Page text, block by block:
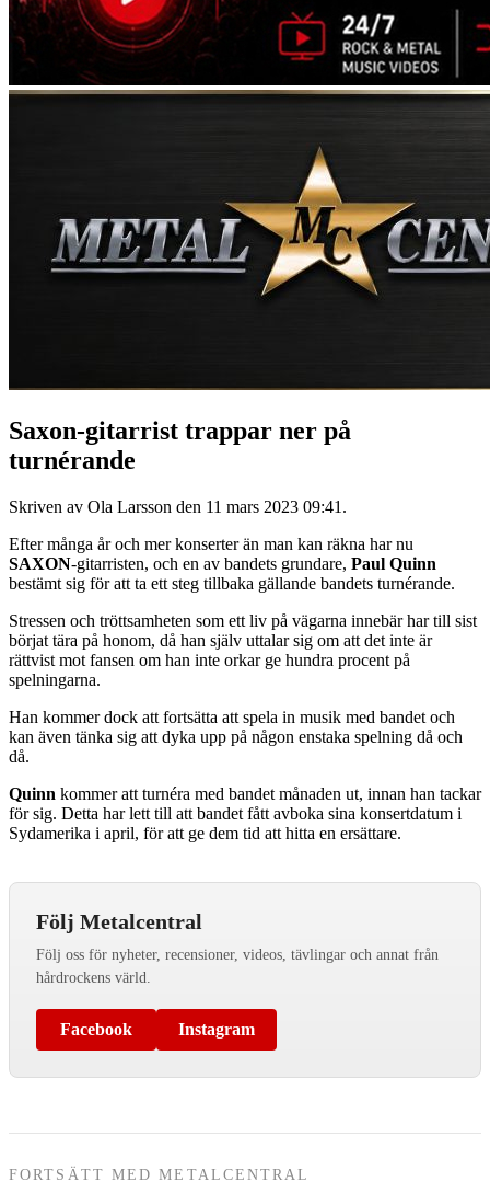
Saxon-gitarrist trappar ner på
turnérande
Skriven av Ola Larsson den 11 mars 2023 09:41 .
Efter många år och mer konserter än man kan räkna har nu
SAXON-gitarristen, och en av bandets grundare, Paul Quinn
bestämt sig för att ta ett steg tillbaka gällande bandets turnérande.
Stressen och tröttsamheten som ett liv på vägarna innebär har till sist
börjat tära på honom, då han själv uttalar sig om att det inte är
rättvist mot fansen om han inte orkar ge hundra procent på
spelningarna.
Han kommer dock att fortsätta att spela in musik med bandet och
kan även tänka sig att dyka upp på någon enstaka spelning då och
då.
Quinn kommer att turnéra med bandet månaden ut, innan han tackar
för sig. Detta har lett till att bandet fått avboka sina konsertdatum i
Sydamerika i april, för att ge dem tid att hitta en ersättare.
Följ Metalcentral
Följ oss för nyheter, recensioner, videos, tävlingar och annat från
hårdrockens värld.
Facebook Instagram
FORTSÄTT MED METALCENTRAL